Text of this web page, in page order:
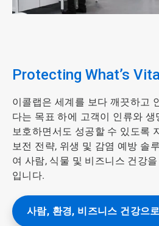
Protecting What’s
이콜랩은 세계를 보다 깨끗하고
다는 목표 하에 고객이 인류와
보호하면서도 성공할 수 있도록
보전 전략, 위생 및 감염 예방 솔
여 사람, 식물 및 비즈니스 건강
입니다.
사람, 환경, 비즈니스 건강으